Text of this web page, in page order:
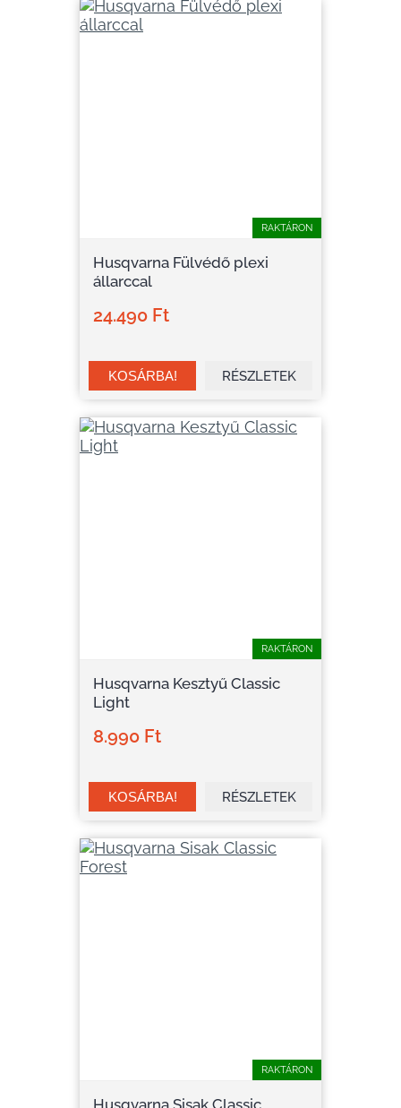
RAKTÁRON
Husqvarna Fülvédő plexi
állarccal
24.490 Ft
RÉSZLETEK
RAKTÁRON
Husqvarna Kesztyű Classic
Light
8.990 Ft
RÉSZLETEK
RAKTÁRON
Husqvarna Sisak Classic